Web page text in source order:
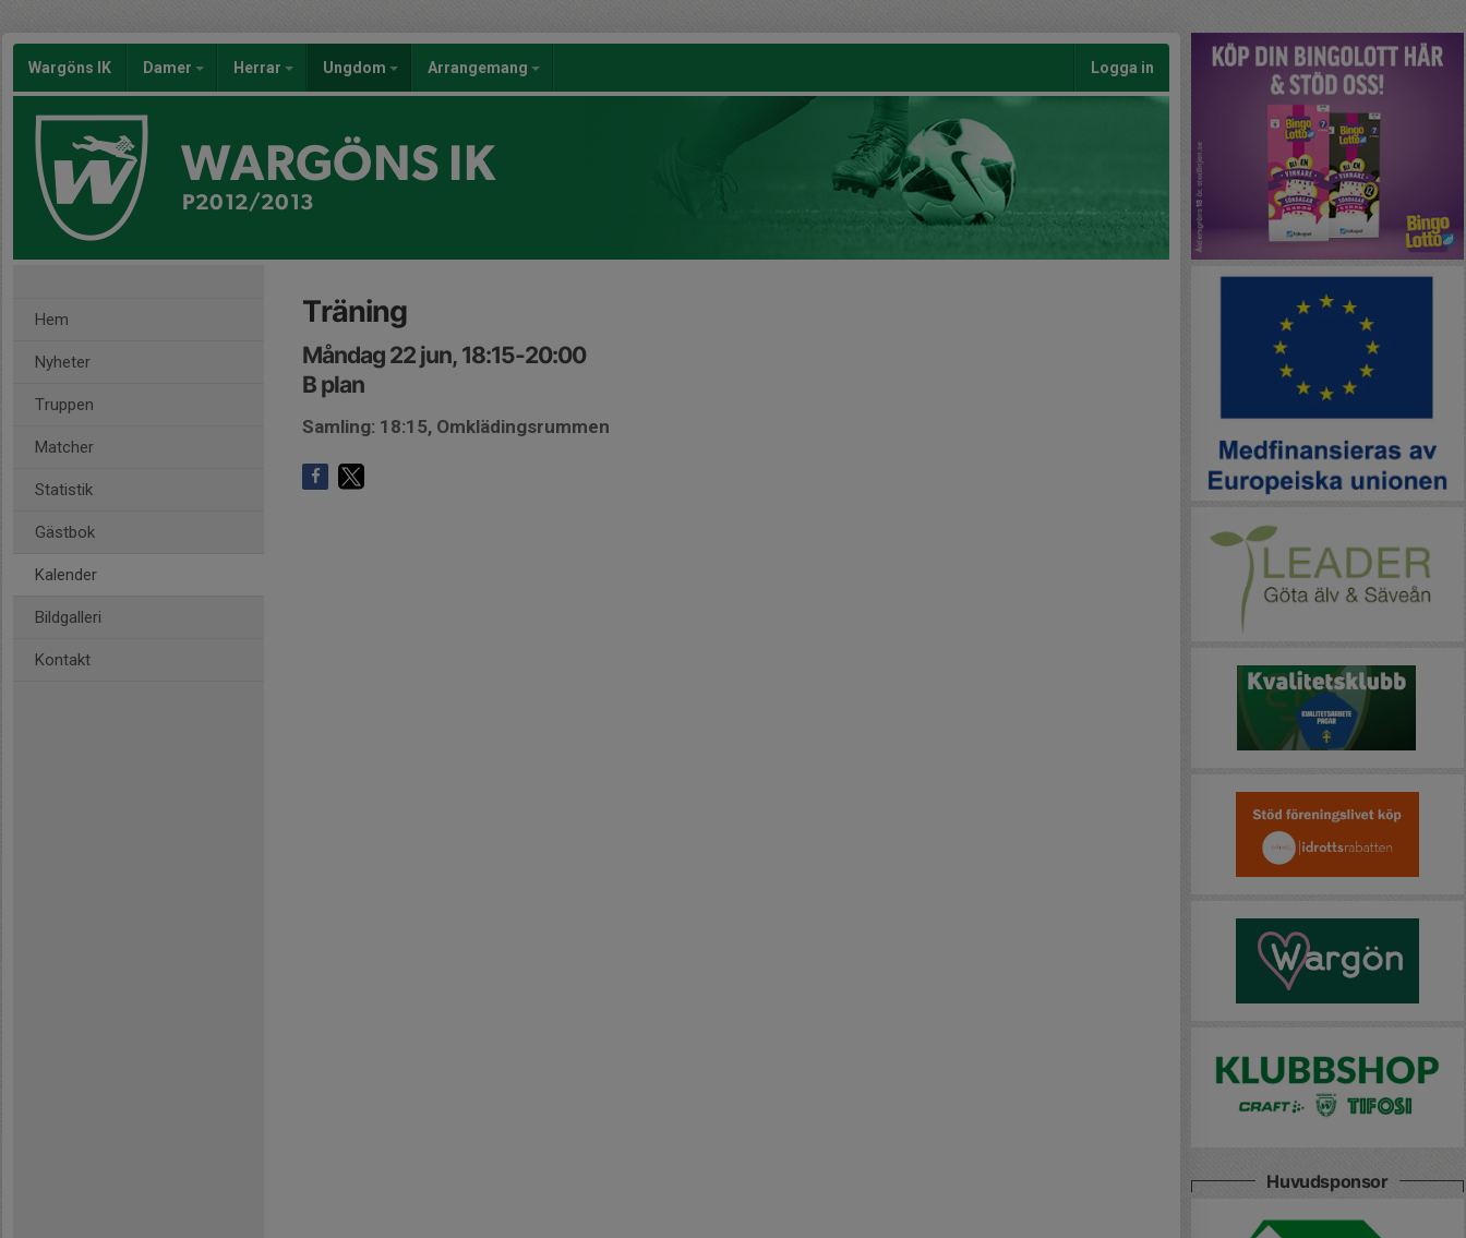
Wargöns IK Damer Herrar Ungdom Arrangemang Logga in
WARGÖNS IK
P2012/2013
Hem
Nyheter
Truppen
Matcher
Statistik
Gästbok
Kalender
Bildgalleri
Kontakt
Träning
Måndag 22 jun, 18:15-20:00
B plan
Samling: 18:15, Omklädingsrummen
Huvudsponsor